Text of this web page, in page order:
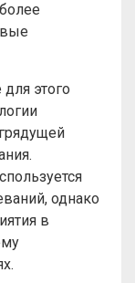
этого
однако
в